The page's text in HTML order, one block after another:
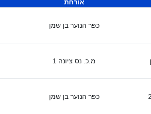
אורחת
כפר הנוער בן שמן
מ.כ. נס ציונה 1
כפר הנוער בן שמן